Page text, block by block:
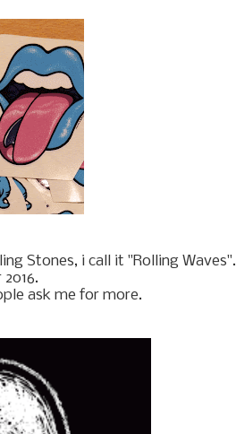
Stones, i call it "Rolling Waves".
ask me for more.